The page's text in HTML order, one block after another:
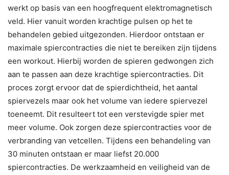
werkt op basis van een hoogfrequent elektromagnetisch
veld. Hier vanuit worden krachtige pulsen op het te
behandelen gebied uitgezonden. Hierdoor ontstaan er
maximale spiercontracties die niet te bereiken zijn tijdens
een workout. Hierbij worden de spieren gedwongen zich
aan te passen aan deze krachtige spiercontracties. Dit
proces zorgt ervoor dat de spierdichtheid, het aantal
spiervezels maar ook het volume van iedere spiervezel
toeneemt. Dit resulteert tot een verstevigde spier met
meer volume. Ook zorgen deze spiercontracties voor de
verbranding van vetcellen. Tijdens een behandeling van
30 minuten ontstaan er maar liefst 20.000
spiercontracties. De werkzaamheid en veiligheid van de